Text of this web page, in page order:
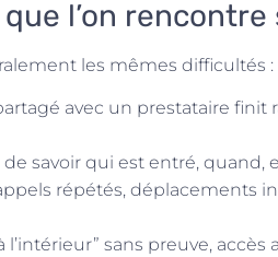
l’on
les mêmes difficultés :
avec un prestataire finit
savoir qui est entré, quand,
répétés, déplacements
l’intérieur” sans preuve, accès